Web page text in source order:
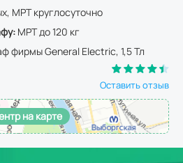
МРТ круглосуточно
МРТ до 120 кг
фирмы General Electric, 1,5 Тл
Оставить отзыв
на карте